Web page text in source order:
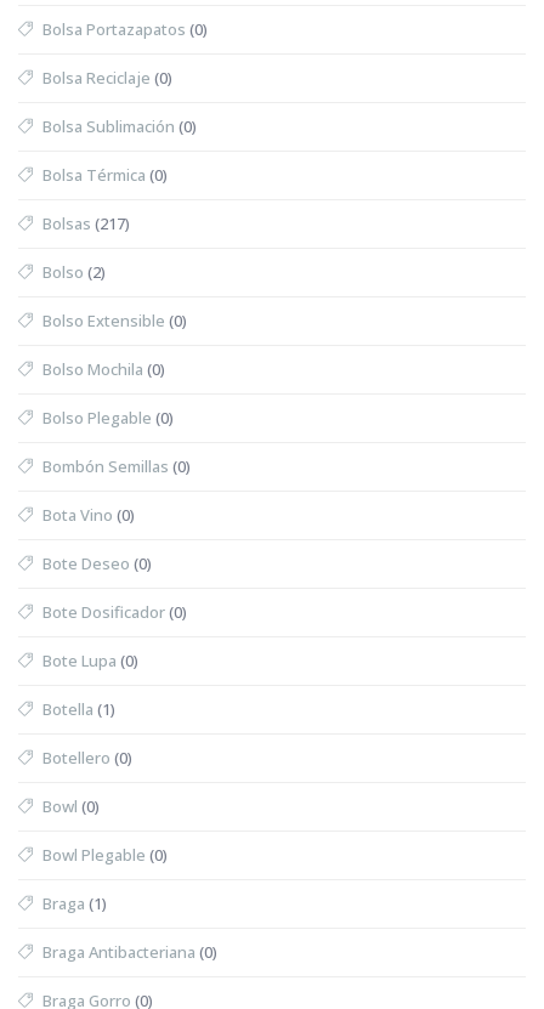
Bolsa Portazapatos (0)
Bolsa Reciclaje (0)
Bolsa Sublimación (0)
Bolsa Térmica (0)
Bolsas (217)
Bolso (2)
Bolso Extensible (0)
Bolso Mochila (0)
Bolso Plegable (0)
Bombón Semillas (0)
Bota Vino (0)
Bote Deseo (0)
Bote Dosificador(0)
Bote Lupa (0)
Botella (1)
Botellero (0)
Bowl (0)
Bowl Plegable (0)
Braga (1)
Braga Antibacteriana (0)
Braga Gorro (0)